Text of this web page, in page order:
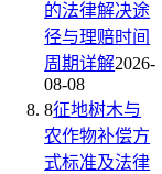
的法律解决途
径与理赔时间
周期详解2026-
08-08
8征地树木与
农作物补偿方
式标准及法律